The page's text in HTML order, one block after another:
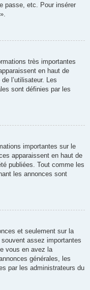
passe, etc. Pour insérer
très importantes
en haut de
l’utilisateur. Les
sont définies par les
importantes sur le
apparaissent en haut de
publiées. Tout comme les
les annonces sont
et seulement sur la
assez importantes
vous en avez la
générales, les
par les administrateurs du